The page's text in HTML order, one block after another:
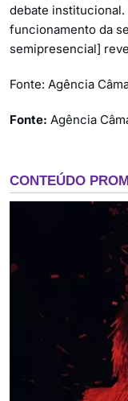
debate
funcionamento da
semipresencial]
Fonte: Agência
Fonte: Agência